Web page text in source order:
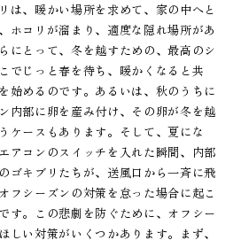
は、暖かい場所を求めて、家の中へと
ホコリが溜まり、適度な隠れ場所があ
にとって、冬を越すための、最高のシ
でじっと春を待ち、暖かくなると共
始めるのです。あるいは、秋のうちに
内部に卵を産み付け、その卵が冬を越
ケースもあります。そして、夏にな
アコンのスイッチを入れた瞬間、内部
ゴキブリたちが、送風口から一斉に飛
フシーズンの対策を怠った場合に起こ
す。この悲劇を防ぐために、オフシー
しい対策がいくつかあります。まず、